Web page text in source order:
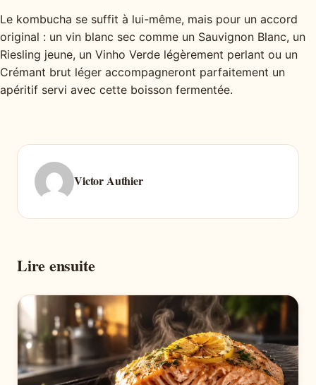
Le kombucha se suffit à lui-même, mais pour un accord
original : un vin blanc sec comme un Sauvignon Blanc, un
Riesling jeune, un Vinho Verde légèrement perlant ou un
Crémant brut léger accompagneront parfaitement un
apéritif servi avec cette boisson fermentée.
Victor Authier
Lire ensuite